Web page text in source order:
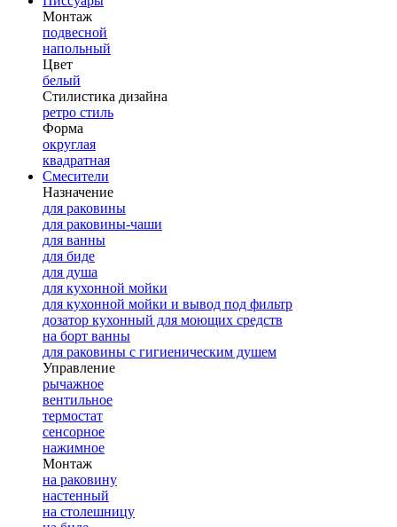
Монтаж
подвесной
напольный
Цвет
белый
Стилистика дизайна
ретро стиль
Форма
округлая
квадратная
Смесители
Назначение
для раковины
для раковины-чаши
для ванны
для биде
для душа
для кухонной мойки
для кухонной мойки и вывод под фильтр
дозатор кухонный для моющих средств
на борт ванны
для раковины с гигиеническим душем
Управление
рычажное
вентильное
термостат
сенсорное
нажимное
Монтаж
на раковину
настенный
на столешницу